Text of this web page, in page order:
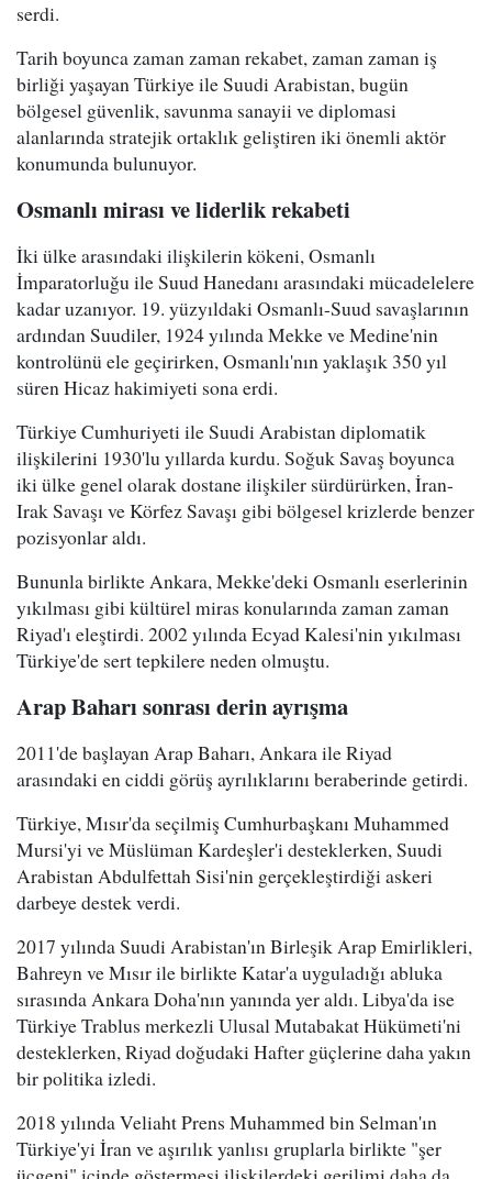
serdi.
Tarih boyunca zaman zaman rekabet, zaman zaman iş
birliği yaşayan Türkiye ile Suudi Arabistan, bugün
bölgesel güvenlik, savunma sanayii ve diplomasi
alanlarında stratejik ortaklık geliştiren iki önemli aktör
konumunda bulunuyor.
Osmanlı mirası ve liderlik rekabeti
İki ülke arasındaki ilişkilerin kökeni, Osmanlı
İmparatorluğu ile Suud Hanedanı arasındaki mücadelelere
kadar uzanıyor. 19. yüzyıldaki Osmanlı-Suud savaşlarının
ardından Suudiler, 1924 yılında Mekke ve Medine'nin
kontrolünü ele geçirirken, Osmanlı'nın yaklaşık 350 yıl
süren Hicaz hakimiyeti sona erdi.
Türkiye Cumhuriyeti ile Suudi Arabistan diplomatik
ilişkilerini 1930'lu yıllarda kurdu. Soğuk Savaş boyunca
iki ülke genel olarak dostane ilişkiler sürdürürken, İran-
Irak Savaşı ve Körfez Savaşı gibi bölgesel krizlerde benzer
pozisyonlar aldı.
Bununla birlikte Ankara, Mekke'deki Osmanlı eserlerinin
yıkılması gibi kültürel miras konularında zaman zaman
Riyad'ı eleştirdi. 2002 yılında Ecyad Kalesi'nin yıkılması
Türkiye'de sert tepkilere neden olmuştu.
Arap Baharı sonrası derin ayrışma
2011'de başlayan Arap Baharı, Ankara ile Riyad
arasındaki en ciddi görüş ayrılıklarını beraberinde getirdi.
Türkiye, Mısır'da seçilmiş Cumhurbaşkanı Muhammed
Mursi'yi ve Müslüman Kardeşler'i desteklerken, Suudi
Arabistan Abdulfettah Sisi'nin gerçekleştirdiği askeri
darbeye destek verdi.
2017 yılında Suudi Arabistan'ın Birleşik Arap Emirlikleri,
Bahreyn ve Mısır ile birlikte Katar'a uyguladığı abluka
sırasında Ankara Doha'nın yanında yer aldı. Libya'da ise
Türkiye Trablus merkezli Ulusal Mutabakat Hükümeti'ni
desteklerken, Riyad doğudaki Hafter güçlerine daha yakın
bir politika izledi.
2018 yılında Veliaht Prens Muhammed bin Selman'ın
Türkiye'yi İran ve aşırılık yanlısı gruplarla birlikte "şer